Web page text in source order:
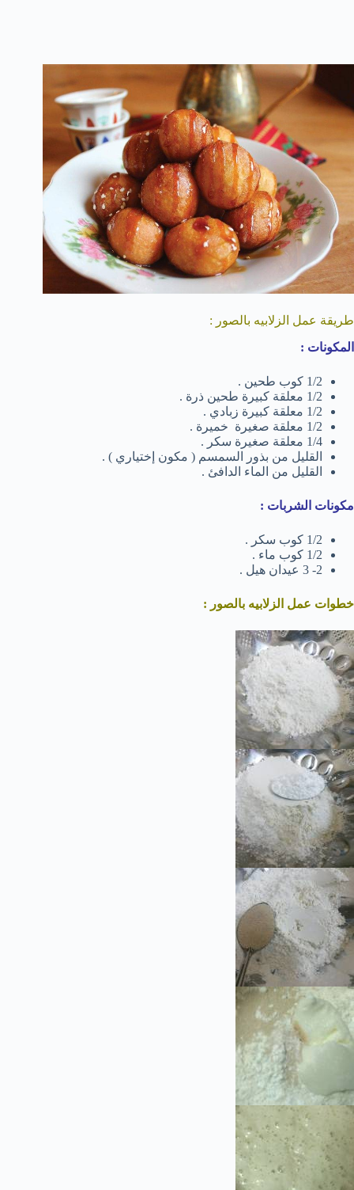
طريقة عمل الزلابيه بالصور :
المكونات :
1/2 كوب طحين .
1/2 معلقة كبيرة طحين ذرة .
1/2 معلقة كبيرة زبادي .
1/2 معلقة صغيرة خميرة .
1/4 معلقة صغيرة سكر .
القليل من بذور السمسم ( مكون إختياري ) .
القليل من الماء الدافئ .
مكونات الشربات :
1/2 كوب سكر .
1/2 كوب ماء .
2- 3 عيدان هيل .
خطوات عمل الزلابيه بالصور :